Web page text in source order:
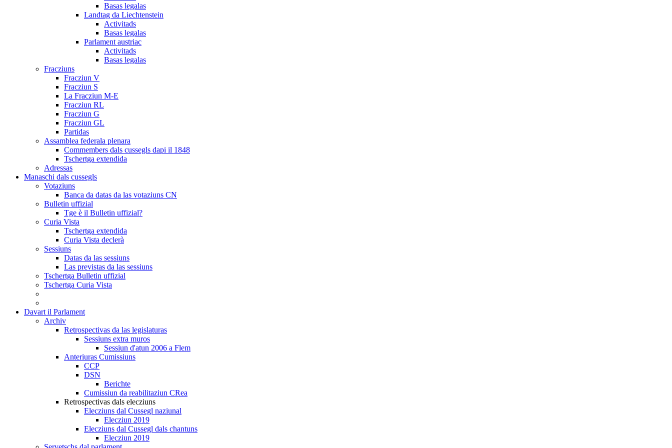
Basas legalas
Landtag da Liechtenstein
Activitads
Basas legalas
Parlament austriac
Activitads
Basas legalas
Fracziuns
Fracziun V
Fracziun S
La Fracziun M-E
Fracziun RL
Fracziun G
Fracziun GL
Partidas
Assamblea federala plenara
Commembers dals cussegls dapi il 1848
Tschertga extendida
Adressas
Manaschi dals cussegls
Votaziuns
Banca da datas da las votaziuns CN
Bulletin uffizial
Tge è il Bulletin uffizial?
Curia Vista
Tschertga extendida
Curia Vista declerà
Sessiuns
Datas da las sessiuns
Las previstas da las sessiuns
Tschertga Bulletin uffizial
Tschertga Curia Vista
Davart il Parlament
Archiv
Retrospectivas da las legislaturas
Sessiuns extra muros
Sessiun d'atun 2006 a Flem
Anteriuras Cumissiuns
CCP
DSN
Berichte
Cumissiun da reabilitaziun CRea
Retrospectivas dals elecziuns
Elecziuns dal Cussegl naziunal
Elecziun 2019
Elecziuns dal Cussegl dals chantuns
Elecziun 2019